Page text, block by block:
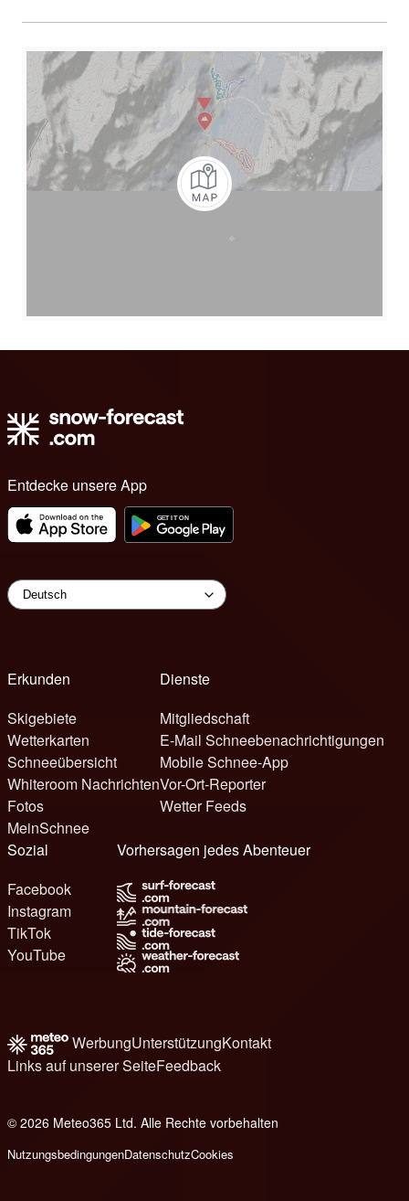
Entdecke unsere App
Erkunden
Skigebiete
Wetterkarten
Schneeübersicht
Whiteroom Nachrichten
Fotos
MeinSchnee
Dienste
Mitgliedschaft
E-Mail Schneebenachrichtigungen
Mobile Schnee-App
Vor-Ort-Reporter
Wetter Feeds
Sozial
Facebook
Instagram
TikTok
YouTube
Vorhersagen jedes Abenteuer
WerbungUnterstützungKontakt
Links auf unserer SeiteFeedback
© 2026 Meteo365 Ltd. Alle Rechte vorbehalten
NutzungsbedingungenDatenschutzCookies